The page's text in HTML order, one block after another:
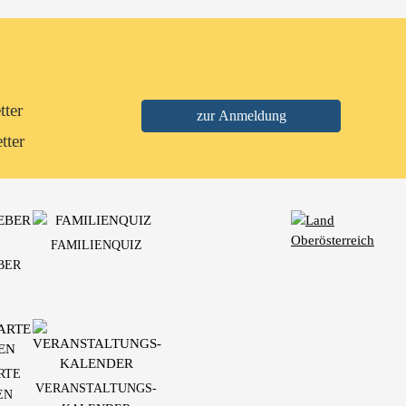
FAMILIENQUIZ
VERANSTALTUNGS-